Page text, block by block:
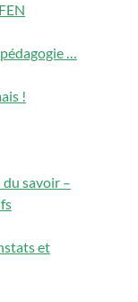
…
!
savoir –
et